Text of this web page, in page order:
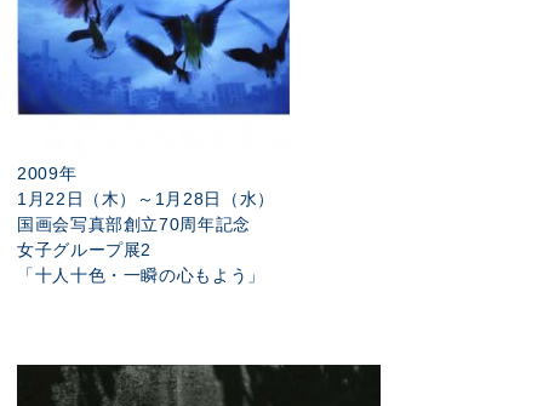
2009年
1月22日（木）～1月28日（水）
国画会写真部創立70周年記念
女子グループ展2
「十人十色・一瞬の心もよう」